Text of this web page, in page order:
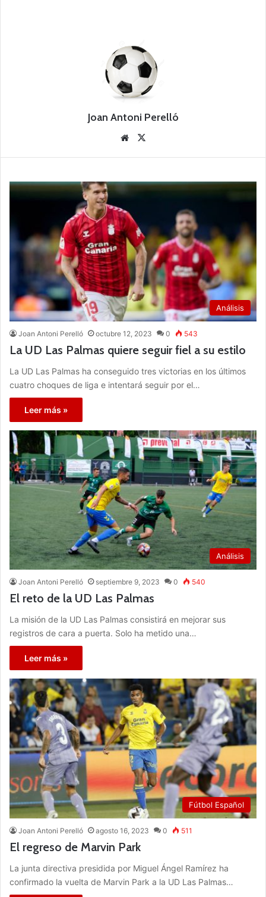
Joan Antoni Perelló
Siti
b
Análisis
Joan Antoni Perelló octubre 12, 2023 0 543
La UD Las Palmas quiere seguir fiel a su estilo
La UD Las Palmas ha conseguido tres victorias en los últimos
cuatro choques de liga e intentará seguir por el…
Leer más »
Análisis
Joan Antoni Perelló septiembre 9, 2023 0 540
El reto de la UD Las Palmas
La misión de la UD Las Palmas consistirá en mejorar sus
registros de cara a puerta. Solo ha metido una…
Leer más »
Fútbol Español
Joan Antoni Perelló agosto 16, 2023 0 511
El regreso de Marvin Park
La junta directiva presidida por Miguel Ángel Ramírez ha
confirmado la vuelta de Marvin Park a la UD Las Palmas…